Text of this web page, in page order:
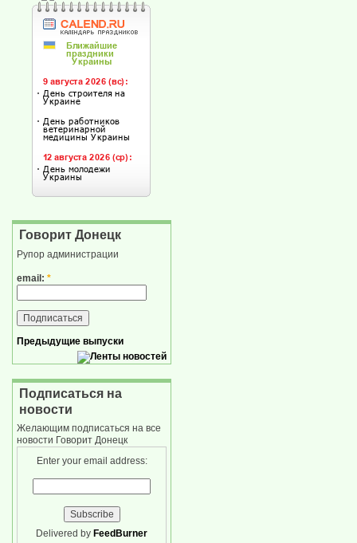
Говорит Донецк
Рупор администрации
email: *
Предыдущие выпуски
Подписаться на
новости
Желающим подписаться на все
новости Говорит Донецк
Enter your email address:
Delivered by FeedBurner